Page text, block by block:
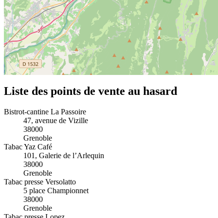
Liste des points de vente au hasard
Bistrot-cantine La Passoire
47, avenue de Vizille
38000
Grenoble
Tabac Yaz Café
101, Galerie de l’Arlequin
38000
Grenoble
Tabac presse Versolatto
5 place Championnet
38000
Grenoble